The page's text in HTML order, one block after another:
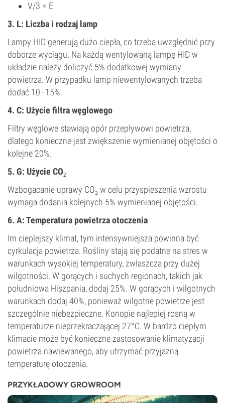
V/3 = E
3. L: Liczba i rodzaj lamp
Lampy HID generują dużo ciepła, co trzeba uwzględnić przy
doborze wyciągu. Na każdą wentylowaną lampę HID w
układzie należy doliczyć 5% dodatkowej wymiany
powietrza. W przypadku lamp niewentylowanych trzeba
dodać 10–15%.
4. C: Użycie filtra węglowego
Filtry węglowe stawiają opór przepływowi powietrza,
dlatego konieczne jest zwiększenie wymienianej objętości o
kolejne 20%.
5. G: Użycie CO₂
Wzbogacanie uprawy CO₂ w celu przyspieszenia wzrostu
wymaga dodania kolejnych 5% wymienianej objętości.
6. A: Temperatura powietrza otoczenia
Im cieplejszy klimat, tym intensywniejsza powinna być
cyrkulacja powietrza. Rośliny stają się podatne na stres w
warunkach wysokiej temperatury, zwłaszcza przy dużej
wilgotności. W gorących i suchych regionach, takich jak
południowa Hiszpania, dodaj 25%. W gorących i wilgotnych
warunkach dodaj 40%, ponieważ wilgotne powietrze jest
szczególnie niebezpieczne. Konopie najlepiej rosną w
temperaturze nieprzekraczającej 27°C. W bardzo ciepłym
klimacie może być konieczne zastosowanie klimatyzacji
powietrza nawiewanego, aby utrzymać przyjazną
temperaturę otoczenia.
PRZYKŁADOWY GROWROOM